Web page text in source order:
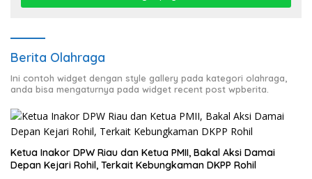
Berita Olahraga
Ini contoh widget dengan style gallery pada kategori olahraga,
anda bisa mengaturnya pada widget recent post wpberita.
Ketua Inakor DPW Riau dan Ketua PMII, Bakal Aksi Damai
Depan Kejari Rohil, Terkait Kebungkaman DKPP Rohil